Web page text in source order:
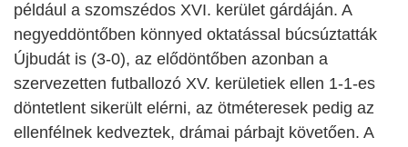
például a szomszédos XVI. kerület gárdáján. A
negyeddöntőben könnyed oktatással búcsúztatták
Újbudát is (3-0), az elődöntőben azonban a
szervezetten futballozó XV. kerületiek ellen 1-1-es
döntetlent sikerült elérni, az ötméteresek pedig az
ellenfélnek kedveztek, drámai párbajt követően. A